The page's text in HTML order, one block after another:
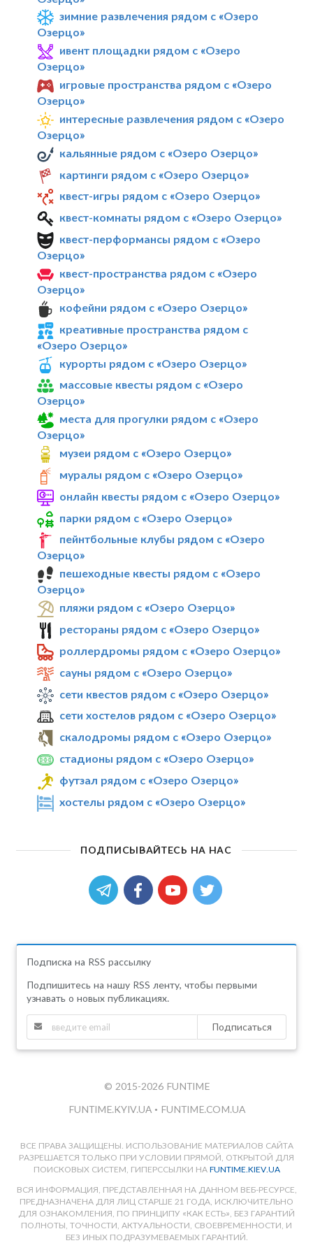
зимние развлечения рядом с «Озеро
Озерцо»
ивент площадки рядом с «Озеро
Озерцо»
игровые пространства рядом с «Озеро
Озерцо»
интересные развлечения рядом с «Озеро
Озерцо»
кальянные рядом с «Озеро Озерцо»
картинги рядом с «Озеро Озерцо»
квест-игры рядом с «Озеро Озерцо»
квест-комнаты рядом с «Озеро Озерцо»
квест-перформансы рядом с «Озеро
Озерцо»
квест-пространства рядом с «Озеро
Озерцо»
кофейни рядом с «Озеро Озерцо»
креативные пространства рядом с
«Озеро Озерцо»
курорты рядом с «Озеро Озерцо»
массовые квесты рядом с «Озеро
Озерцо»
места для прогулки рядом с «Озеро
Озерцо»
музеи рядом с «Озеро Озерцо»
муралы рядом с «Озеро Озерцо»
онлайн квесты рядом с «Озеро Озерцо»
парки рядом с «Озеро Озерцо»
пейнтбольные клубы рядом с «Озеро
Озерцо»
пешеходные квесты рядом с «Озеро
Озерцо»
пляжи рядом с «Озеро Озерцо»
рестораны рядом с «Озеро Озерцо»
роллердромы рядом с «Озеро Озерцо»
сауны рядом с «Озеро Озерцо»
сети квестов рядом с «Озеро Озерцо»
сети хостелов рядом с «Озеро Озерцо»
скалодромы рядом с «Озеро Озерцо»
стадионы рядом с «Озеро Озерцо»
футзал рядом с «Озеро Озерцо»
хостелы рядом с «Озеро Озерцо»
ПОДПИСЫВАЙТЕСЬ НА НАС
Подписка на RSS рассылку
Подпишитесь на нашу RSS ленту, чтобы первыми
узнавать о новых публикациях.
Подписаться
© 2015-2026 FUNTIME
FUNTIME.KYIV.UA • FUNTIME.COM.UA
ВСЕ ПРАВА ЗАЩИЩЕНЫ. ИСПОЛЬЗОВАНИЕ МАТЕРИАЛОВ САЙТА
РАЗРЕШАЕТСЯ ТОЛЬКО ПРИ УСЛОВИИ ПРЯМОЙ, ОТКРЫТОЙ ДЛЯ
ПОИСКОВЫХ СИСТЕМ, ГИПЕРССЫЛКИ НА FUNTIME.KIEV.UA
ВСЯ ИНФОРМАЦИЯ, ПРЕДСТАВЛЕННАЯ НА ДАННОМ ВЕБ-РЕСУРСЕ,
ПРЕДНАЗНАЧЕНА ДЛЯ ЛИЦ СТАРШЕ 21 ГОДА, ИСКЛЮЧИТЕЛЬНО
ДЛЯ ОЗНАКОМЛЕНИЯ, ПО ПРИНЦИПУ «КАК ЕСТЬ», БЕЗ ГАРАНТИЙ
ПОЛНОТЫ, ТОЧНОСТИ, АКТУАЛЬНОСТИ, СВОЕВРЕМЕННОСТИ, И
БЕЗ ИНЫХ ПОДРАЗУМЕВАЕМЫХ ГАРАНТИЙ.